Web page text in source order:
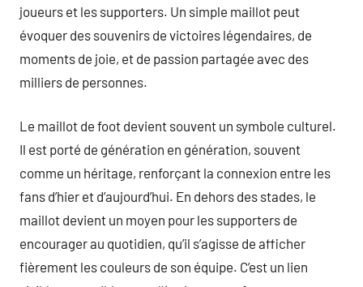
joueurs et les supporters. Un simple maillot peut
évoquer des souvenirs de victoires légendaires, de
moments de joie, et de passion partagée avec des
milliers de personnes.
Le maillot de foot devient souvent un symbole culturel.
Il est porté de génération en génération, souvent
comme un héritage, renforçant la connexion entre les
fans d’hier et d’aujourd’hui. En dehors des stades, le
maillot devient un moyen pour les supporters de
encourager au quotidien, qu’il s’agisse de afficher
fièrement les couleurs de son équipe. C’est un lien